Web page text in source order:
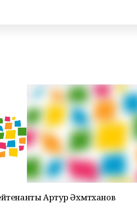
Артур Әхмәтханов